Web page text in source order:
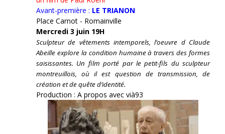
Avant-première : LE TRIANON
Place Carnot - Romainville
Mercredi 3 juin 19H
Sculpteur de vêtements intemporels, l’oeuvre d Claude
Abeille explore la condition humaine à travers des formes
saisissantes. Un film porté par le petit-fils du sculpteur
montreuillois, où il est question de transmission, de
création et de quête d’identité.
Production : A propos avec vià93